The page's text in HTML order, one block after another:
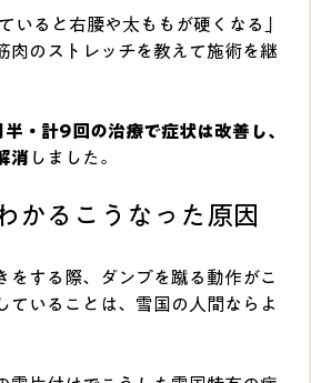
いると右腰や太ももが硬くなる」
肉のストレッチを教えて施術を継
・計9回の治療で症状は改善し、
消 しました。
かるこうなった原因
をする際、ダンプを蹴る動作がこ
ていることは、雪国の人間ならよ